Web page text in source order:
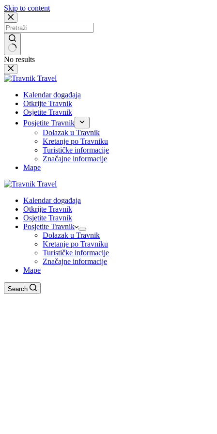
Skip to content
No results
Kalendar događaja
Otkrijte Travnik
Osjetite Travnik
Posjetite Travnik
Dolazak u Travnik
Kretanje po Travniku
Turističke informacije
Značajne informacije
Mape
Kalendar događaja
Otkrijte Travnik
Osjetite Travnik
Posjetite Travnik
Dolazak u Travnik
Kretanje po Travniku
Turističke informacije
Značajne informacije
Mape
Search